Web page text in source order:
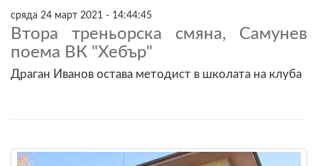
сряда 24 март 2021 - 14:44:45
Втора треньорска смяна, Самунев
поема ВК "Хебър"
Драган Иванов остава методист в школата на клуба